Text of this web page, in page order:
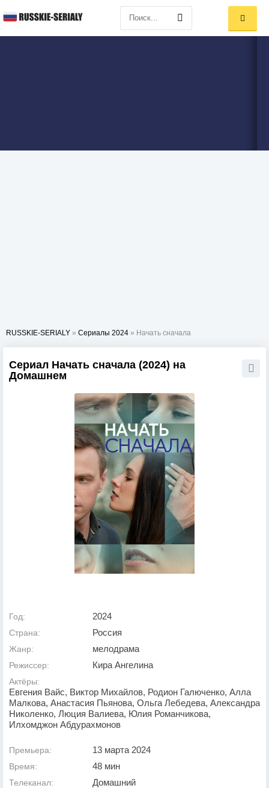
RUSSKIE-SERIALY » Сериалы 2024 » Начать сначала
Сериал Начать сначала (2024) на
Домашнем
Год: 2024
Страна: Россия
Жанр: мелодрама
Режиссер: Кира Ангелина
Актёры:
Евгения Вайс, Виктор Михайлов, Родион Галюченко, Алла
Малкова, Анастасия Пьянова, Ольга Лебедева, Александра
Николенко, Люция Валиева, Юлия Романчикова,
Илхомджон Абдурахмонов
Премьера: 13 марта 2024
Время: 48 мин
Телеканал: Домашний